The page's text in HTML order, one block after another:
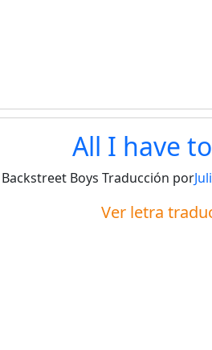
All I have
Backstreet Boys Traducción por
Ver letra